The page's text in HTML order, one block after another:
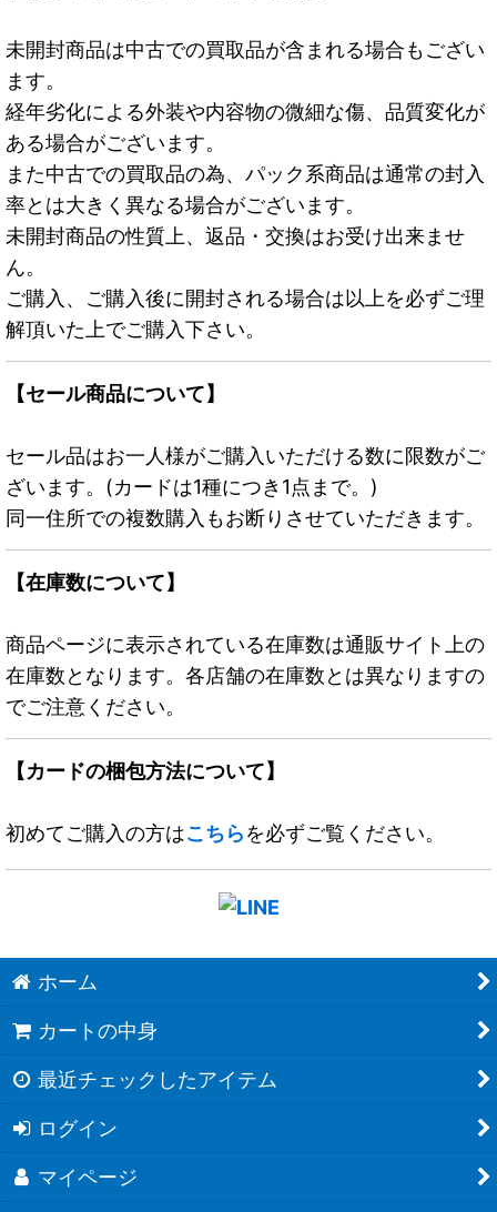
未開封商品は中古での買取品が含まれる場合もござい
ます。
経年劣化による外装や内容物の微細な傷、品質変化が
ある場合がございます。
また中古での買取品の為、パック系商品は通常の封入
率とは大きく異なる場合がございます。
未開封商品の性質上、返品・交換はお受け出来ませ
ん。
ご購入、ご購入後に開封される場合は以上を必ずご理
解頂いた上でご購入下さい。
【セール商品について】
セール品はお一人様がご購入いただける数に限数がご
ざいます。(カードは1種につき1点まで。)
同一住所での複数購入もお断りさせていただきます。
【在庫数について】
商品ページに表示されている在庫数は通販サイト上の
在庫数となります。各店舗の在庫数とは異なりますの
でご注意ください。
【カードの梱包方法について】
初めてご購入の方はこちらを必ずご覧ください。
ホーム
カートの中身
最近チェックしたアイテム
ログイン
マイページ